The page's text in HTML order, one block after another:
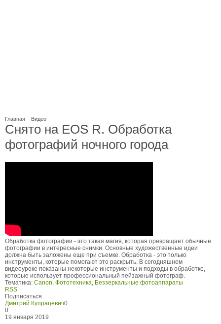
Главная Видео
Снято на EOS R. Обработка
фотографий ночного города
Обработка фотографии - это такая магия, которая превращает обычные
фотографии в интересные снимки. Основные художественные идеи
должна быть заложены еще при съемке. Обработка - это только
инструменты, которые помогают это раскрыть. В сегодняшнем
видеоуроке показаны некоторые инструменты и подходы в обработке,
которые использует профессиональный пейзажный фотограф.
Тематика: Canon, Фототехника, Беззеркальные фотоаппараты
RSS
Подписаться
Дмитрий Купрацевич0
0
19 января 2019